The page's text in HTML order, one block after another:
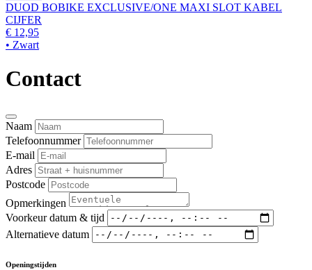
DUOD BOBIKE EXCLUSIVE/ONE MAXI SLOT KABEL
CIJFER
€ 12,95
• Zwart
Contact
Naam
Telefoonnummer
E-mail
Adres
Postcode
Opmerkingen
Voorkeur datum & tijd
Alternatieve datum
Openingstijden